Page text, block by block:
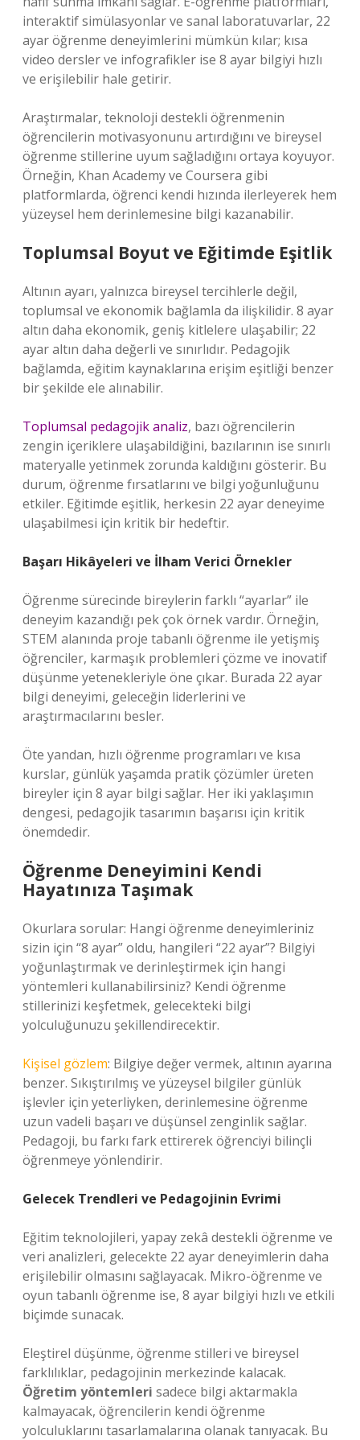
interaktif simülasyonlar ve sanal laboratuvarlar, 22
ayar öğrenme deneyimlerini mümkün kılar; kısa
video dersler ve infografikler ise 8 ayar bilgiyi hızlı
ve erişilebilir hale getirir.
Araştırmalar, teknoloji destekli öğrenmenin
öğrencilerin motivasyonunu artırdığını ve bireysel
öğrenme stillerine uyum sağladığını ortaya koyuyor.
Örneğin, Khan Academy ve Coursera gibi
platformlarda, öğrenci kendi hızında ilerleyerek hem
yüzeysel hem derinlemesine bilgi kazanabilir.
Toplumsal Boyut ve Eğitimde Eşitlik
Altının ayarı, yalnızca bireysel tercihlerle değil,
toplumsal ve ekonomik bağlamla da ilişkilidir. 8 ayar
altın daha ekonomik, geniş kitlelere ulaşabilir; 22
ayar altın daha değerli ve sınırlıdır. Pedagojik
bağlamda, eğitim kaynaklarına erişim eşitliği benzer
bir şekilde ele alınabilir.
Toplumsal pedagojik analiz, bazı öğrencilerin
zengin içeriklere ulaşabildiğini, bazılarının ise sınırlı
materyalle yetinmek zorunda kaldığını gösterir. Bu
durum, öğrenme fırsatlarını ve bilgi yoğunluğunu
etkiler. Eğitimde eşitlik, herkesin 22 ayar deneyime
ulaşabilmesi için kritik bir hedeftir.
Başarı Hikâyeleri ve İlham Verici Örnekler
Öğrenme sürecinde bireylerin farklı “ayarlar” ile
deneyim kazandığı pek çok örnek vardır. Örneğin,
STEM alanında proje tabanlı öğrenme ile yetişmiş
öğrenciler, karmaşık problemleri çözme ve inovatif
düşünme yetenekleriyle öne çıkar. Burada 22 ayar
bilgi deneyimi, geleceğin liderlerini ve
araştırmacılarını besler.
Öte yandan, hızlı öğrenme programları ve kısa
kurslar, günlük yaşamda pratik çözümler üreten
bireyler için 8 ayar bilgi sağlar. Her iki yaklaşımın
dengesi, pedagojik tasarımın başarısı için kritik
önemdedir.
Öğrenme Deneyimini Kendi
Hayatınıza Taşımak
Okurlara sorular: Hangi öğrenme deneyimleriniz
sizin için “8 ayar” oldu, hangileri “22 ayar”? Bilgiyi
yoğunlaştırmak ve derinleştirmek için hangi
yöntemleri kullanabilirsiniz? Kendi öğrenme
stillerinizi keşfetmek, gelecekteki bilgi
yolculuğunuzu şekillendirecektir.
Kişisel gözlem: Bilgiye değer vermek, altının ayarına
benzer. Sıkıştırılmış ve yüzeysel bilgiler günlük
işlevler için yeterliyken, derinlemesine öğrenme
uzun vadeli başarı ve düşünsel zenginlik sağlar.
Pedagoji, bu farkı fark ettirerek öğrenciyi bilinçli
öğrenmeye yönlendirir.
Gelecek Trendleri ve Pedagojinin Evrimi
Eğitim teknolojileri, yapay zekâ destekli öğrenme ve
veri analizleri, gelecekte 22 ayar deneyimlerin daha
erişilebilir olmasını sağlayacak. Mikro-öğrenme ve
oyun tabanlı öğrenme ise, 8 ayar bilgiyi hızlı ve etkili
biçimde sunacak.
Eleştirel düşünme, öğrenme stilleri ve bireysel
farklılıklar, pedagojinin merkezinde kalacak.
Öğretim yöntemleri sadece bilgi aktarmakla
kalmayacak, öğrencilerin kendi öğrenme
yolculuklarını tasarlamalarına olanak tanıyacak. Bu